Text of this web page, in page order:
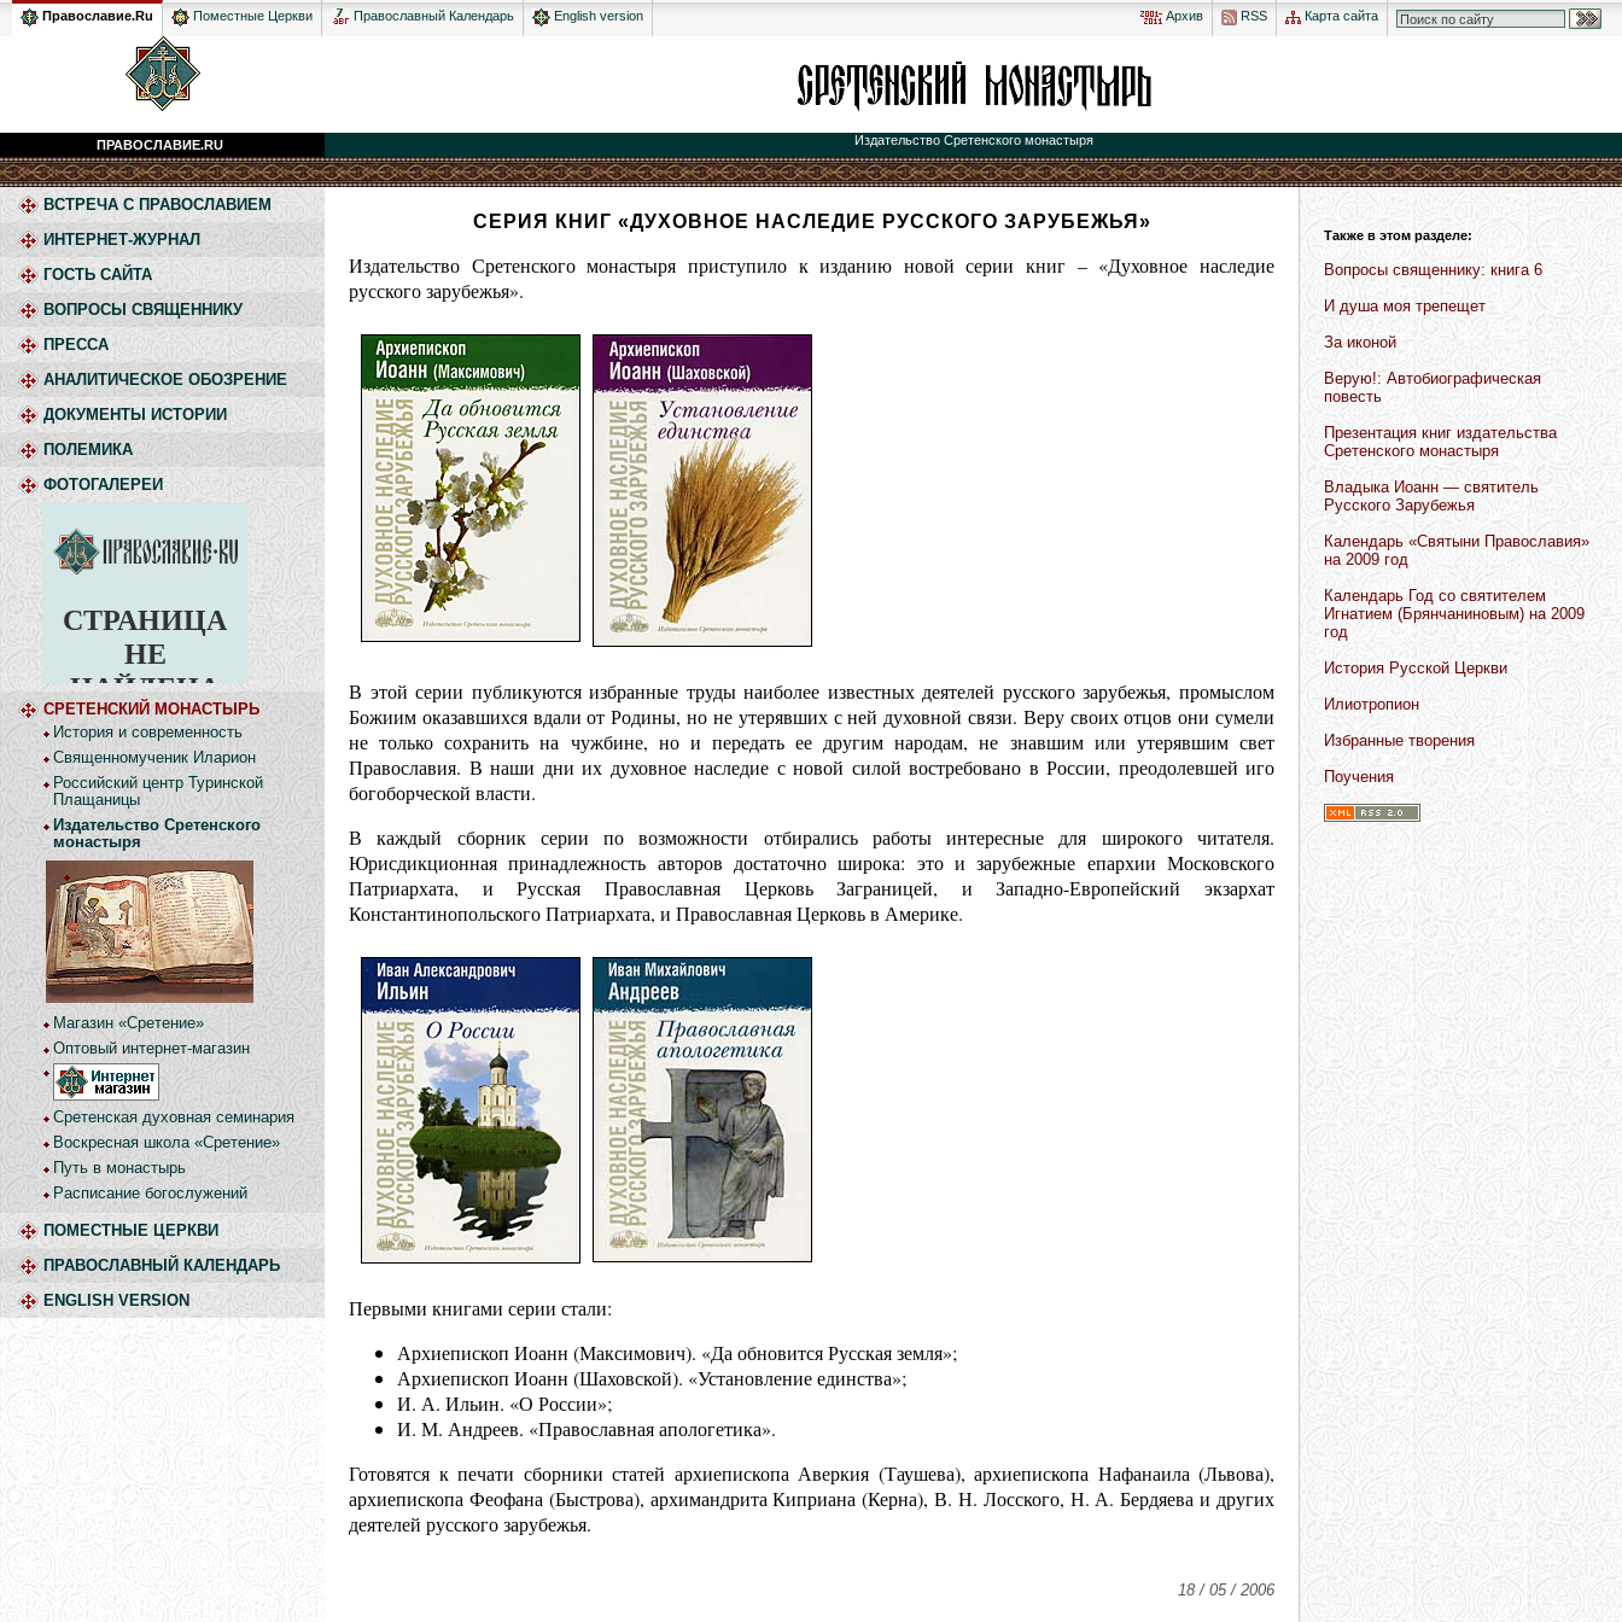
Архив RSS Карта сайта
Православие.Ru Поместные Церкви Православный Календарь English version
ПРАВОСЛАВИЕ.RU Издательство Сретенского монастыря
ВСТРЕЧА С ПРАВОСЛАВИЕМ
ИНТЕРНЕТ-ЖУРНАЛ
ГОСТЬ САЙТА
ВОПРОСЫ СВЯЩЕННИКУ
ПРЕССА
АНАЛИТИЧЕСКОЕ ОБОЗРЕНИЕ
ДОКУМЕНТЫ ИСТОРИИ
ПОЛЕМИКА
ФОТОГАЛЕРЕИ
СРЕТЕНСКИЙ МОНАСТЫРЬ
История и современность
Священномученик Иларион
Российский центр Туринской
Плащаницы
Издательство Сретенского
монастыря
Магазин «Сретение»
Оптовый интернет-магазин
Сретенская духовная семинария
Воскресная школа «Сретение»
Путь в монастырь
Расписание богослужений
ПОМЕСТНЫЕ ЦЕРКВИ
ПРАВОСЛАВНЫЙ КАЛЕНДАРЬ
ENGLISH VERSION
СЕРИЯ КНИГ «ДУХОВНОЕ НАСЛЕДИЕ РУССКОГО ЗАРУБЕЖЬЯ»
Издательство Сретенского монастыря приступило к изданию новой серии книг – «Духовное наследие
русского зарубежья».
В этой серии публикуются избранные труды наиболее известных деятелей русского зарубежья, промыслом
Божиим оказавшихся вдали от Родины, но не утерявших с ней духовной связи. Веру своих отцов они сумели
не только сохранить на чужбине, но и передать ее другим народам, не знавшим или утерявшим свет
Православия. В наши дни их духовное наследие с новой силой востребовано в России, преодолевшей иго
богоборческой власти.
В каждый сборник серии по возможности отбирались работы интересные для широкого читателя.
Юрисдикционная принадлежность авторов достаточно широка: это и зарубежные епархии Московского
Патриархата, и Русская Православная Церковь Заграницей, и Западно-Европейский экзархат
Константинопольского Патриархата, и Православная Церковь в Америке.
Первыми книгами серии стали:
Архиепископ Иоанн (Максимович). «Да обновится Русская земля»;
Архиепископ Иоанн (Шаховской). «Установление единства»;
И. А. Ильин. «О России»;
И. М. Андреев. «Православная апологетика».
Готовятся к печати сборники статей архиепископа Аверкия (Таушева), архиепископа Нафанаила (Львова),
архиепископа Феофана (Быстрова), архимандрита Киприана (Керна), В. Н. Лосского, Н. А. Бердяева и других
деятелей русского зарубежья.
18 / 05 / 2006
Также в этом разделе:
Вопросы священнику: книга 6
И душа моя трепещет
За иконой
Верую!: Автобиографическая
повесть
Презентация книг издательства
Сретенского монастыря
Владыка Иоанн — святитель
Русского Зарубежья
Календарь «Святыни Православия»
на 2009 год
Календарь Год со святителем
Игнатием (Брянчаниновым) на 2009
год
История Русской Церкви
Илиотропион
Избранные творения
Поучения